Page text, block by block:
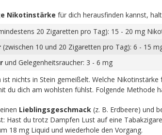
Nikotinstärke für dich herausfinden kannst,
20 Zigaretten pro Tag): 15 - 20 mg
(zwischen 10 und 20 Zigaretten pro Tag): 6 - 15
und Gelegenheitsraucher: 3 - 6 mg
nichts in Stein gemeißelt. Welche Nikotinstärke
du dich am wohlsten fühlst. Folgende Methode
Lieblingsgeschmack(z. B. Erdbeere) und
Hast du trotz Dampfen Lust auf eine
18 mg Liquid und wiederhole den Vorgang.